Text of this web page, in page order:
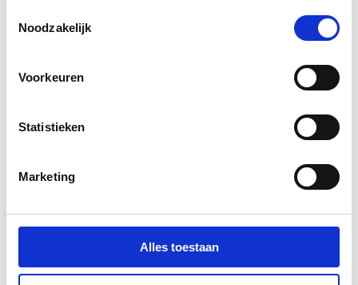
communicatie aan jouw interesses aan. We slaan je
Noodzakelijk
Voorkeuren
Statistieken
Marketing
Alles toestaan